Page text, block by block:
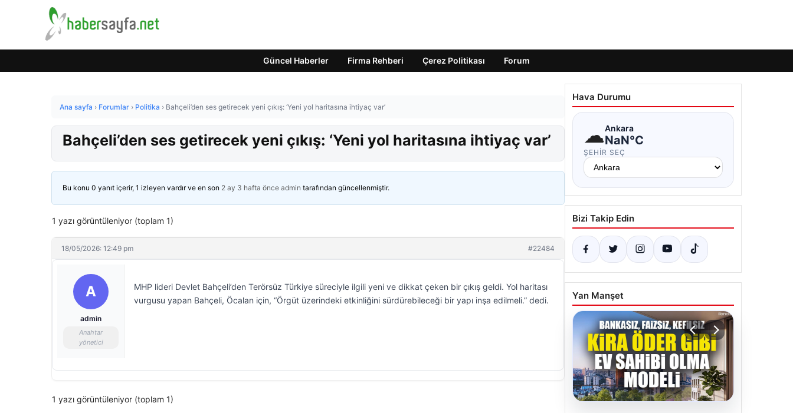
Güncel Haberler Firma Rehberi Çerez Politikası Forum
Ana sayfa › Forumlar › Politika › Bahçeli’den ses getirecek yeni çıkış: ‘Yeni yol haritasına ihtiyaç var’
Bahçeli’den ses getirecek yeni çıkış: ‘Yeni yol haritasına ihtiyaç var’
Bu konu 0 yanıt içerir, 1 izleyen vardır ve en son 2 ay 3 hafta önce admin tarafından güncellenmiştir.
1 yazı görüntüleniyor (toplam 1)
18/05/2026: 12:49 pm #22484
A
admin
Anahtar
yönetici
MHP lideri Devlet Bahçeli’den Terörsüz Türkiye süreciyle ilgili yeni ve dikkat çeken bir çıkış geldi. Yol haritası
vurgusu yapan Bahçeli, Öcalan için, “Örgüt üzerindeki etkinliğini sürdürebileceği bir yapı inşa edilmeli.” dedi.
1 yazı görüntüleniyor (toplam 1)
Hava Durumu
☁Ankara
NaN°C
ŞEHIR SEÇ
Bizi Takip Edin
Yan Manşet